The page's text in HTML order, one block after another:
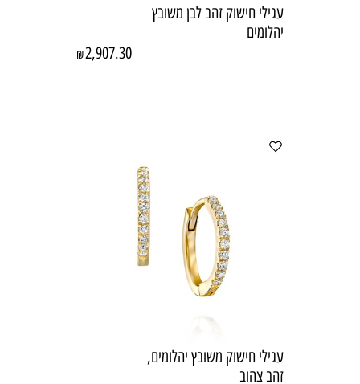
עגילי חישוק זהב לבן משובץ
יהלומים
₪2,907.30
עגילי חישוק משובץ יהלומים,
זהב צהוב